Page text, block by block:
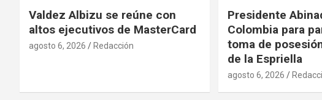
Valdez Albizu se reúne con
altos ejecutivos de MasterCard
agosto 6, 2026 Redacción
Presidente
Colombia para
toma de
de la Espriella
agosto 6, 2026